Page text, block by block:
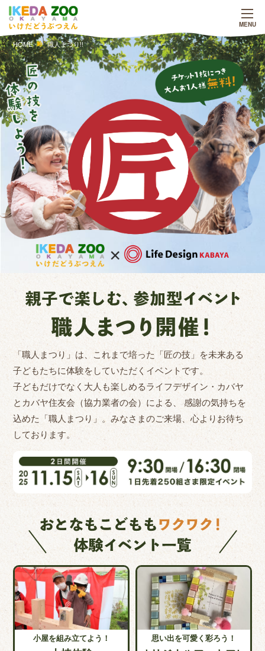
HOME 職人まつり!!
「職人まつり」は、これまで培った「匠の技」を未来ある
子どもたちに体験をしていただくイベントです。
子どもだけでなく大人も楽しめるライフデザイン・カバヤ
とカバヤ住友会（協力業者の会）による、 感謝の気持ちを
込めた「職人まつり」。みなさまのご来場、心よりお待ち
しております。
小屋を組み立てよう！ 思い出を可愛く彩ろう！